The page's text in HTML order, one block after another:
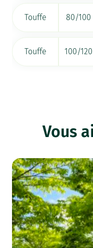
Touffe 80/100
Touffe 100/120
Vous